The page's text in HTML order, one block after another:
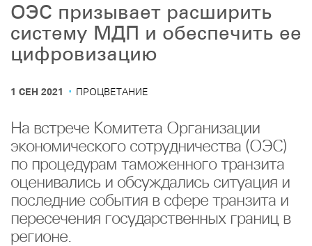
ОЭС призывает расширить
систему МДП и обеспечить ее
цифровизацию
1 СЕН 2021 · ПРОЦВЕТАНИЕ
На встрече Комитета Организации
экономического сотрудничества (ОЭС)
по процедурам таможенного транзита
оценивались и обсуждались ситуация и
последние события в сфере транзита и
пересечения государственных границ в
регионе.